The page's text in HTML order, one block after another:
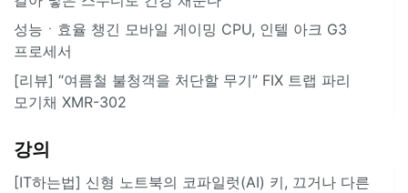
성능ㆍ효율 챙긴 모바일 게이밍 CPU, 인텔 아크 G3
프로세서
[리뷰] “여름철 불청객을 처단할 무기” FIX 트랩 파리
모기채 XMR-302
강의
[IT하는법] 신형 노트북의 코파일럿(AI) 키, 끄거나 다른